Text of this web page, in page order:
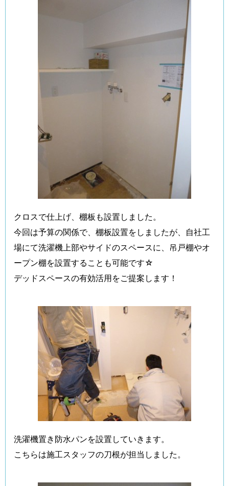
クロスで仕上げ、棚板も設置しました。
今回は予算の関係で、棚板設置をしましたが、自社工
場にて洗濯機上部やサイドのスペースに、吊戸棚やオ
ープン棚を設置することも可能です☆
デッドスペースの有効活用をご提案します！
洗濯機置き防水パンを設置していきます。
こちらは施工スタッフの刀根が担当しました。